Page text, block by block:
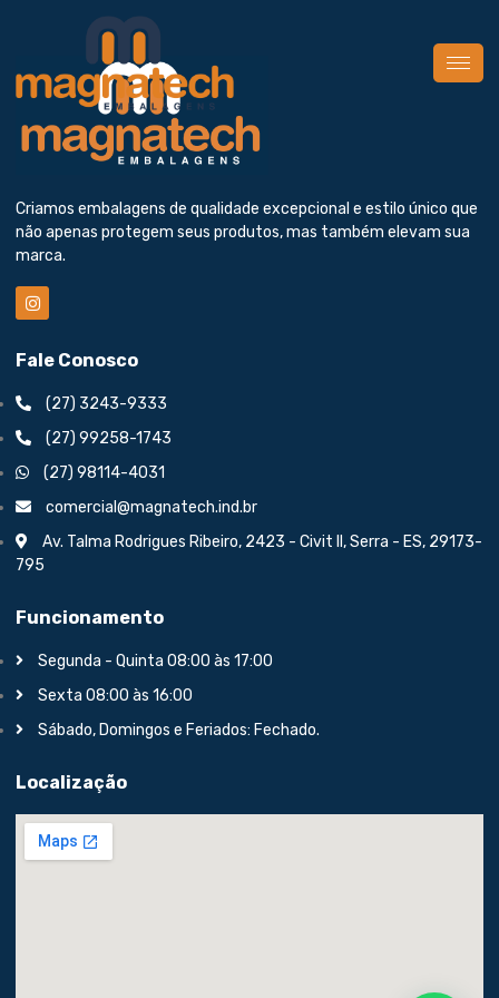
Criamos embalagens de qualidade excepcional e estilo único que
não apenas protegem seus produtos, mas também elevam sua
marca.
Fale Conosco
(27) 3243-9333
(27) 99258-1743
(27) 98114-4031
comercial@magnatech.ind.br
Av. Talma Rodrigues Ribeiro, 2423 - Civit II, Serra - ES, 29173-
795
Funcionamento
Segunda - Quinta 08:00 às 17:00
Sexta 08:00 às 16:00
Sábado, Domingos e Feriados: Fechado.
Localização